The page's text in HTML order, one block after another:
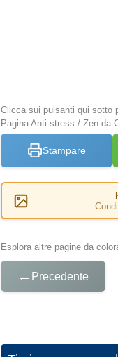
Clicca sui pulsanti qui sotto
Pagina Anti-stress / Zen da
Stampare
Esplora altre pagine da
← Precedente